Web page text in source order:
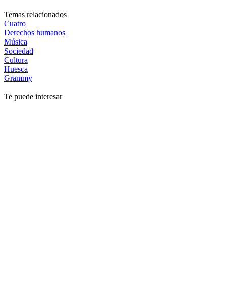
Temas relacionados
Cuatro
Derechos humanos
Música
Sociedad
Cultura
Huesca
Grammy
Te puede interesar